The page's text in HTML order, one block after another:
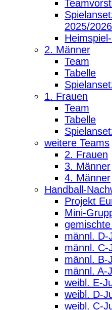
2025/2026
2. Männer
Team
Tabelle
1. Frauen
Team
Tabelle
weitere Teams
2. Frauen
3. Männer
4. Männer
Handball-
Projekt
Mini-
männl. D-
männl. C-
männl. B-
männl. A-
weibl. E-
weibl. D-
weibl. C-